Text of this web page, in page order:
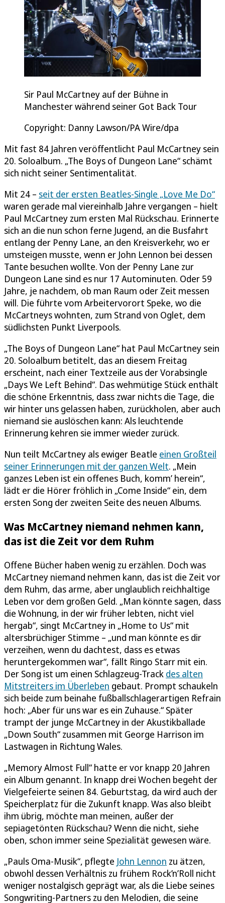
Sir Paul McCartney auf der Bühne in
Manchester während seiner Got Back Tour
Copyright: Danny Lawson/PA Wire/dpa
Mit fast 84 Jahren veröffentlicht Paul McCartney sein
20. Soloalbum. „The Boys of Dungeon Lane“ schämt
sich nicht seiner Sentimentalität.
Mit 24 – seit der ersten Beatles-Single „Love Me Do“
waren gerade mal viereinhalb Jahre vergangen – hielt
Paul McCartney zum ersten Mal Rückschau. Erinnerte
sich an die nun schon ferne Jugend, an die Busfahrt
entlang der Penny Lane, an den Kreisverkehr, wo er
umsteigen musste, wenn er John Lennon bei dessen
Tante besuchen wollte. Von der Penny Lane zur
Dungeon Lane sind es nur 17 Autominuten. Oder 59
Jahre, je nachdem, ob man Raum oder Zeit messen
will. Die führte vom Arbeitervorort Speke, wo die
McCartneys wohnten, zum Strand von Oglet, dem
südlichsten Punkt Liverpools.
„The Boys of Dungeon Lane“ hat Paul McCartney sein
20. Soloalbum betitelt, das an diesem Freitag
erscheint, nach einer Textzeile aus der Vorabsingle
„Days We Left Behind“. Das wehmütige Stück enthält
die schöne Erkenntnis, dass zwar nichts die Tage, die
wir hinter uns gelassen haben, zurückholen, aber auch
niemand sie auslöschen kann: Als leuchtende
Erinnerung kehren sie immer wieder zurück.
Nun teilt McCartney als ewiger Beatle einen Großteil
seiner Erinnerungen mit der ganzen Welt. „Mein
ganzes Leben ist ein offenes Buch, komm’ herein“,
lädt er die Hörer fröhlich in „Come Inside“ ein, dem
ersten Song der zweiten Seite des neuen Albums.
Was McCartney niemand nehmen kann,
das ist die Zeit vor dem Ruhm
Offene Bücher haben wenig zu erzählen. Doch was
McCartney niemand nehmen kann, das ist die Zeit vor
dem Ruhm, das arme, aber unglaublich reichhaltige
Leben vor dem großen Geld. „Man könnte sagen, dass
die Wohnung, in der wir früher lebten, nicht viel
hergab“, singt McCartney in „Home to Us“ mit
altersbrüchiger Stimme – „und man könnte es dir
verzeihen, wenn du dachtest, dass es etwas
heruntergekommen war“, fällt Ringo Starr mit ein.
Der Song ist um einen Schlagzeug-Track des alten
Mitstreiters im Überleben gebaut. Prompt schaukeln
sich beide zum beinahe fußballschlagerartigen Refrain
hoch: „Aber für uns war es ein Zuhause.“ Später
trampt der junge McCartney in der Akustikballade
„Down South“ zusammen mit George Harrison im
Lastwagen in Richtung Wales.
„Memory Almost Full“ hatte er vor knapp 20 Jahren
ein Album genannt. In knapp drei Wochen begeht der
Vielgefeierte seinen 84. Geburtstag, da wird auch der
Speicherplatz für die Zukunft knapp. Was also bleibt
ihm übrig, möchte man meinen, außer der
sepiagetönten Rückschau? Wenn die nicht, siehe
oben, schon immer seine Spezialität gewesen wäre.
„Pauls Oma-Musik“, pflegte John Lennon zu ätzen,
obwohl dessen Verhältnis zu frühem Rock’n’Roll nicht
weniger nostalgisch geprägt war, als die Liebe seines
Songwriting-Partners zu den Melodien, die seine